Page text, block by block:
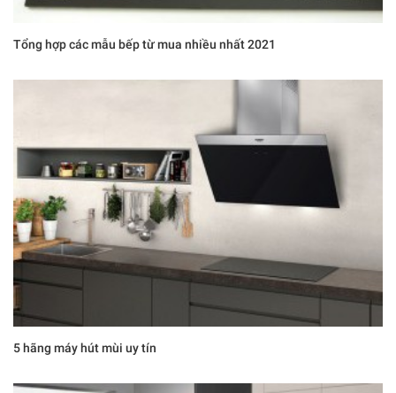
Tổng hợp các mẫu bếp từ mua nhiều nhất 2021
5 hãng máy hút mùi uy tín